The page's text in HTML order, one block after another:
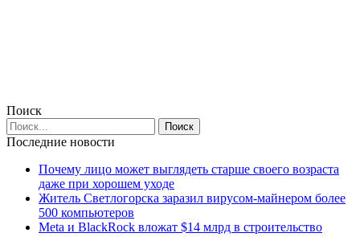
Поиск
Последние новости
Почему лицо может выглядеть старше своего возраста
даже при хорошем уходе
Житель Светлогорска заразил вирусом-майнером более
500 компьютеров
Meta и BlackRock вложат $14 млрд в строительство